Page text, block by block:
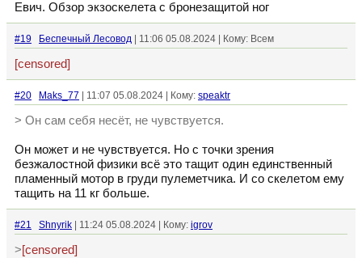
Евич. Обзор экзоскелета с бронезащитой ног
#19 Беспечный Лесовод | 11:06 05.08.2024 | Кому: Всем
[censored]
#20 Maks_77 | 11:07 05.08.2024 | Кому: speaktr
> Он сам себя несёт, не чувствуется.
Он может и не чувствуется. Но с точки зрения
безжалостной физики всё это тащит один единственный
пламенный мотор в груди пулеметчика. И со скелетом ему
тащить на 11 кг больше.
#21 Shnyrik | 11:24 05.08.2024 | Кому: igrov
>[censored]